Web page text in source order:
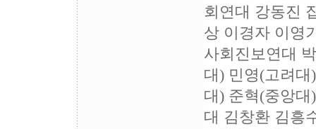
회연대 강동진
상 이경자 이영
사회진보연대
대) 민영(고려
대) 준혁(중앙
대 김창환 김흥